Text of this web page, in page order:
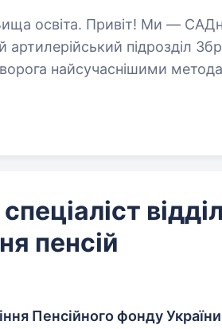
САДн 141 ОМБр, молодий,
артилерійський підрозділ
найсучаснішими
пенсій
Пенсійного фонду